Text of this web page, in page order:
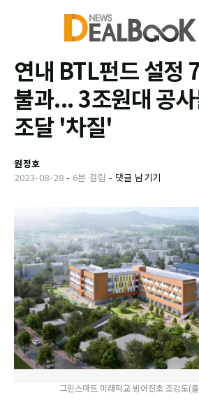
연내 BTL펀드 설정
불과... 3조원대 공
조달 '차질'
원정호
2023-08-28 - 6분 걸림 - 댓글 남기기
그린스마트 미래학교 방어진초 조감도(